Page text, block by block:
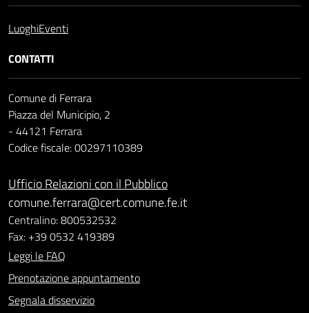
LuoghiEventi
CONTATTI
Comune di Ferrara
Piazza del Municipio, 2
- 44121 Ferrara
Codice fiscale: 00297110389
Ufficio Relazioni con il Pubblico
comune.ferrara@cert.comune.fe.it
Centralino: 800532532
Fax: +39 0532 419389
Leggi le FAQ
Prenotazione appuntamento
Segnala disservizio